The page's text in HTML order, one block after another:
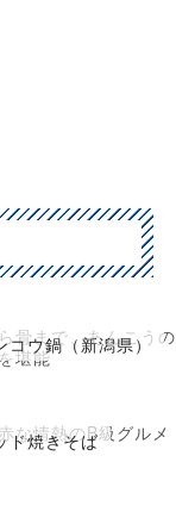
コウ鍋（新潟県）
骨まで、あんこうの
堪能
ド焼きそば
な情熱のB級グルメ